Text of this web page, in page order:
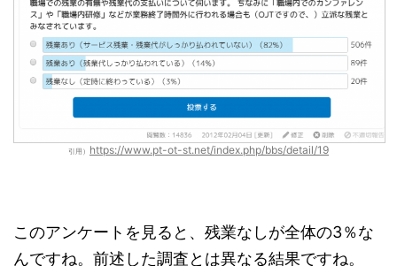
引用） https://www.pt-ot-st.net/index.php/bbs/detail/19
このアンケートを見ると、残業なしが全体の3％な
んですね。前述した調査とは異なる結果ですね。